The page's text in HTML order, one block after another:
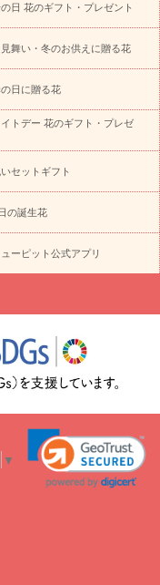
お供えフラワー
お盆（新
舞い
お取り寄せギフト
ディ胡蝶蘭
プリザーブ
ジメント 花束
スタ
蝶蘭 胡蝶蘭・花鉢
え
世界初の青色胡蝶蘭
プリザーブドフラワー
フト
セミオーダー
とみどりのeギフト
イエローオレンジ
レッ
キョウ
4000円～
お祝い・
10000円～
お供え・お
いを贈るときのマナー・
覧
誕生日のお花を「色
場
出産祝いお役立ち情
花のマナー総まとめ
職
開店祝いの花 選び方ガイ
日 花のギフト・プレゼント
舞い・冬のお供えに贈る花
日に贈る花
トデー 花のギフト・プレゼ
セットギフト
の誕生花
ーピット公式アプリ
▼